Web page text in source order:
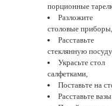
порционные
Разложите
столовые приборы,
Расставьте
стеклянную посуду,
Украсьте стол
салфетками,
Поставьте на
Расставьте